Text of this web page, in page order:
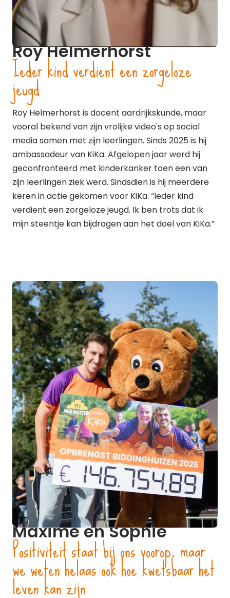
Roy Helmerhorst
Ieder kind verdient een zorgeloze
jeugd
Roy Helmerhorst is docent aardrijkskunde, maar
vooral bekend van zijn vrolijke video's op social
media samen met zijn leerlingen. Sinds 2025 is hij
ambassadeur van KiKa. Afgelopen jaar werd hij
geconfronteerd met kinderkanker toen een van
zijn leerlingen ziek werd. Sindsdien is hij meerdere
keren in actie gekomen voor KiKa. “Ieder kind
verdient een zorgeloze jeugd. Ik ben trots dat ik
mijn steentje kan bijdragen aan het doel van KiKa.”
Maxime en Sophie
Positiviteit staat bij ons voorop, maar
we weten helaas ook hoe kwetsbaar het
leven kan zijn